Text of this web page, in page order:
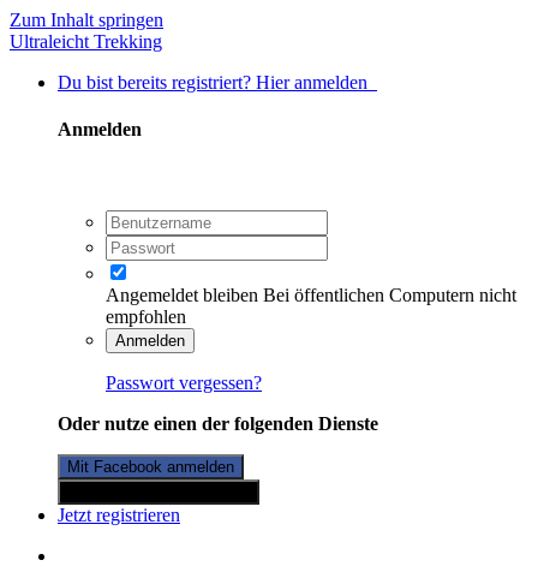
Zum Inhalt springen
Ultraleicht Trekking
Du bist bereits registriert? Hier anmelden
Anmelden
Angemeldet bleiben Bei öffentlichen Computern nicht
empfohlen
Anmelden
Passwort vergessen?
Oder nutze einen der folgenden Dienste
Mit Facebook anmelden
Jetzt registrieren